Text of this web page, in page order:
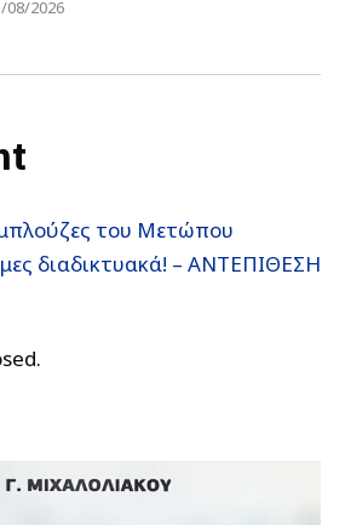
08/2026
μπλούζες του Μετώπου
διαδικτυακά! – ΑΝΤΕΠΙΘΕΣΗ